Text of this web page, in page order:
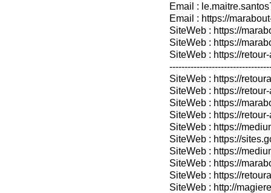
Email :
Email : https://
SiteWeb : https://
SiteWeb : https://
SiteWeb : https://
SiteWeb : https://
SiteWeb : https://
SiteWeb : https://
SiteWeb : https://
SiteWeb : https://
SiteWeb : https://
SiteWeb : https://
SiteWeb : https://
SiteWeb : https://
SiteWeb : http://